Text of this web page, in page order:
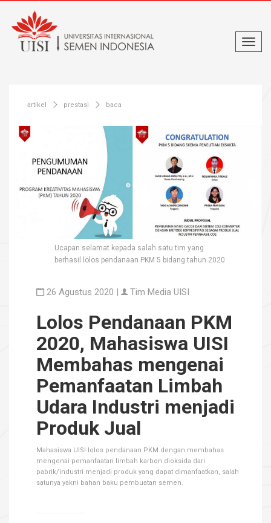
artikel prestasi baca
Ucapan selamat kepada salah satu tim yang
berhasil lolos pendanaan PKM 5 bidang tahun 2020
26 Agustus 2020 | Tim Media UISI
Lolos Pendanaan PKM
2020, Mahasiswa UISI
Membahas mengenai
Pemanfaatan Limbah
Udara Industri menjadi
Produk Jual
Mahasiswa UISI lolos pendanaan PKM dengan membahas
mengenai pemanfaatan limbah karbon dioksida dari
pabrik/industri menjadi produk yang dapat dimanfaatkan, salah
satunya yakni bahan baku pembuatan semen.